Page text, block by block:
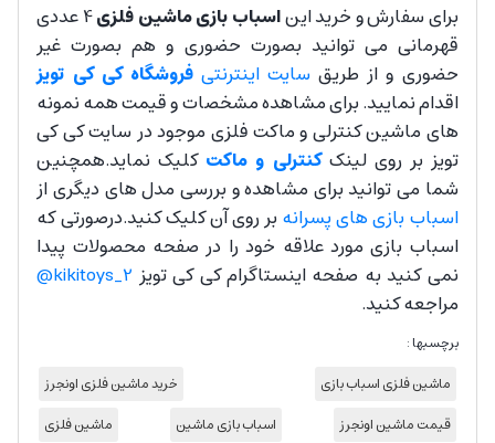
برای سفارش و خرید ایناسباب بازی ماشین فلزی 4 عددی
قهرمانی می توانید بصورت حضوری و هم بصورت غیر
حضوری و از طریق سایت اینترنتیفروشگاه کی کی تویز
اقدام نمایید. برای مشاهده مشخصات و قیمت همه نمونه
های ماشین کنترلی و ماکت فلزی موجود در سایت کی کی
تویز بر روی لینککنترلی و ماکت کلیک نماید.همچنین
شما می توانید برای مشاهده و بررسی مدل های دیگری از
اسباب بازی های پسرانه بر روی آن کلیک کنید.درصورتی که
اسباب بازی مورد علاقه خود را در صفحه محصولات پیدا
نمی کنید به صفحه اینستاگرام کی کی تویز kikitoys_2@
مراجعه کنید.
برچسبها :
ماشین فلزی اسباب بازی
خرید ماشین فلزی اونجرز
قیمت ماشین اونجرز
اسباب بازی ماشین
ماشین فلزی